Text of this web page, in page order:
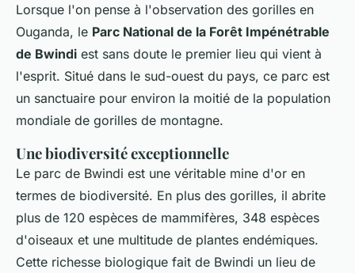
Lorsque l'on pense à l'observation des gorilles en
Ouganda, le Parc National de la Forêt Impénétrable
de Bwindi est sans doute le premier lieu qui vient à
l'esprit. Situé dans le sud-ouest du pays, ce parc est
un sanctuaire pour environ la moitié de la population
mondiale de gorilles de montagne.
Une biodiversité exceptionnelle
Le parc de Bwindi est une véritable mine d'or en
termes de biodiversité. En plus des gorilles, il abrite
plus de 120 espèces de mammifères, 348 espèces
d'oiseaux et une multitude de plantes endémiques.
Cette richesse biologique fait de Bwindi un lieu de